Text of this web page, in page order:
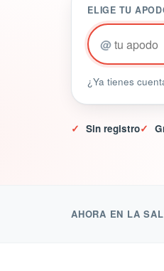
ELIGE TU
@
¿Ya tienes
✓ Sin registro✓
AHORA EN LA